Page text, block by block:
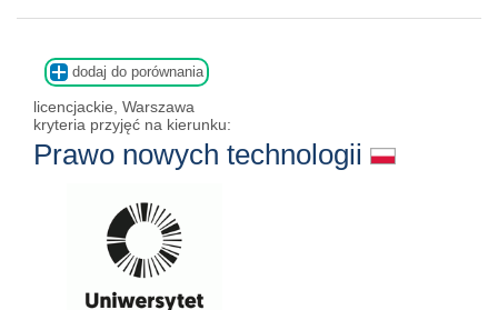
dodaj do porównania
licencjackie, Warszawa
kryteria przyjęć na kierunku:
Prawo nowych technologii